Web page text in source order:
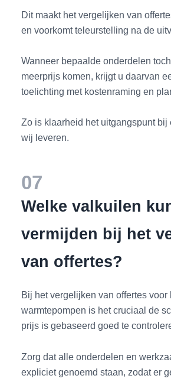
Dit maakt het vergelijken van
en voorkomt teleurstelling na de
Wanneer bepaalde onderdelen
meerprijs komen, krijgt u daarvan
toelichting met kostenraming en
Zo is klaarheid het uitgangspunt bij
wij leveren.
07
Welke valkuilen
vermijden bij het
van offertes?
Bij het vergelijken van offertes voor
warmtepompen is het cruciaal de
prijs is gebaseerd goed te
Zorg dat alle onderdelen en
expliciet genoemd staan, zodat er